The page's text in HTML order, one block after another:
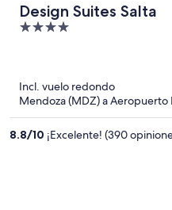
Design Suites Salta
4
5Incl. vuelo redondo
Mendoza (MDZ) a
Güemes (SLA)
8.8/10 ¡Excelente! (390